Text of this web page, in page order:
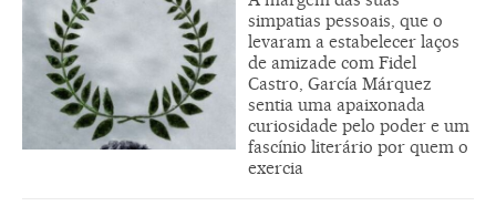
simpatias pessoais, que o
levaram a estabelecer laços
de amizade com Fidel
Castro, García Márquez
sentia uma apaixonada
curiosidade pelo poder e um
fascínio literário por quem o
exercia